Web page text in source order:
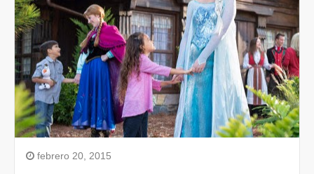
febrero 20, 2015